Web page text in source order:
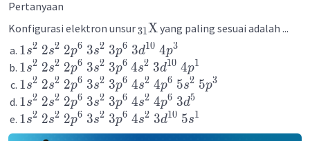
Pertanyaan
Konfigurasi elektron unsur31Xyang paling sesuai adalah ...
1s2 2s2 2p6 3s2 3p6 3d10 4p3
1s2 2s2 2p6 3s2 3p6 4s2 3d10 4p1
1s2 2s2 2p6 3s2 3p6 4s2 4p6 5s2 5p3
1s2 2s2 2p6 3s2 3p6 4s2 4p6 3d5
1s2 2s2 2p6 3s2 3p6 4s2 3d10 5s1